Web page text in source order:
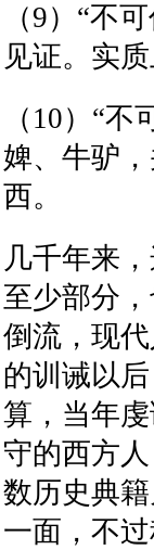
（9） “不可
见证。实
（ 10） “不
婢、牛驴，
西。
几千年来
至少部分
倒流，现
的训诫以
算，当年
守的西方
数历史典
一面，不